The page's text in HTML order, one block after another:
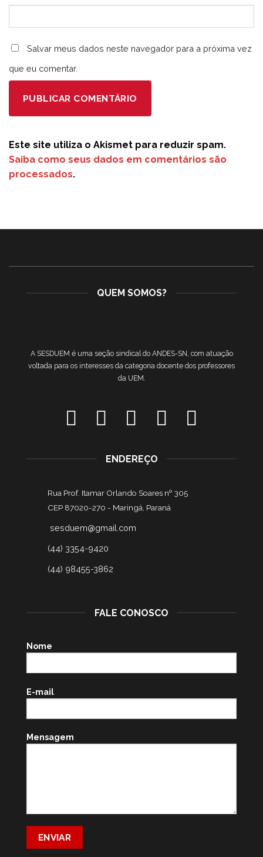
Salvar meus dados neste navegador para a próxima vez
que eu comentar.
Este site utiliza o Akismet para reduzir spam.
Saiba como seus dados em comentários são
processados.
QUEM SOMOS?
A SESDUEM é uma seção sindical do ANDES-SN, com atuação
voltada para os interesses da categoria docente dos professores
da UEM.
ENDEREÇO
Rua Prof. Itamar Orlando Soares nº 305
CEP 87020-270 - Maringá, Paraná
sesduem@gmail.com
(44) 3354-9420
(44) 98455-3862
FALE CONOSCO
Nome
E-mail
Mensagem